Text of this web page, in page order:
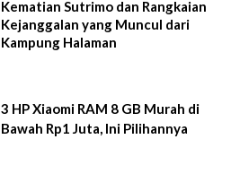
Kematian Sutrimo dan Rangkaian
Kejanggalan yang Muncul dari
Kampung Halaman
3 HP Xiaomi RAM 8 GB Murah di
Bawah Rp1 Juta, Ini Pilihannya